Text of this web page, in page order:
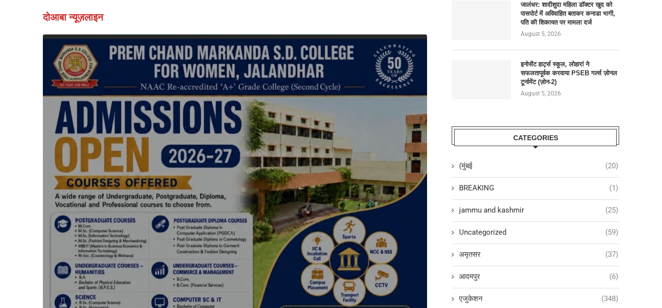
दोआबा न्यूज़लाइन
जालंधर: शादीशुदा महिला डॉक्टर खुद को
पासपोर्ट में अविवाहित बताकर कनाडा भागी,
पति की शिकायत पर मामला दर्ज
August 5, 2026
इनोसेंट हार्ट्स स्कूल, लोहारां ने
सफलतापूर्वक करवाया PSEB गर्ल्स ज़ोनल
टूर्नामेंट (ज़ोन-2)
August 5, 2026
CATEGORIES
(मुंबई (20)
BREAKING (1)
jammu and kashmir (25)
Uncategorized (59)
अमृतसर (37)
आदमपुर (6)
एजुकेशन (348)